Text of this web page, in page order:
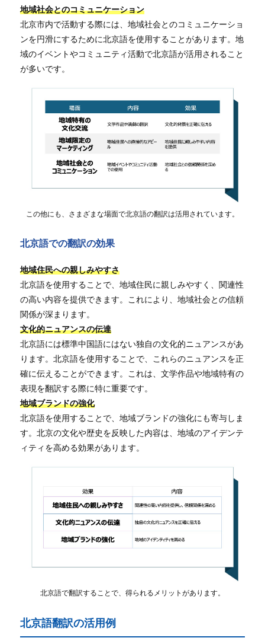
地域社会とのコミュニケーション
北京市内で活動する際には、地域社会とのコミュニケーショ
ンを円滑にするために北京語を使用することがあります。地
域のイベントやコミュニティ活動で北京語が活用されること
が多いです。
この他にも、さまざまな場面で北京語の翻訳は活用されています。
北京語での翻訳の効果
地域住民への親しみやすさ
北京語を使用することで、地域住民に親しみやすく、関連性
の高い内容を提供できます。これにより、地域社会との信頼
関係が深まります。
文化的ニュアンスの伝達
北京語には標準中国語にはない独自の文化的ニュアンスがあ
ります。北京語を使用することで、これらのニュアンスを正
確に伝えることができます。これは、文学作品や地域特有の
表現を翻訳する際に特に重要です。
地域ブランドの強化
北京語を使用することで、地域ブランドの強化にも寄与しま
す。北京の文化や歴史を反映した内容は、地域のアイデンテ
ィティを高める効果があります。
北京語で翻訳することで、得られるメリットがあります。
北京語翻訳の活用例